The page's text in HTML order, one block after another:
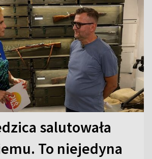
salutowała
To niejedyna